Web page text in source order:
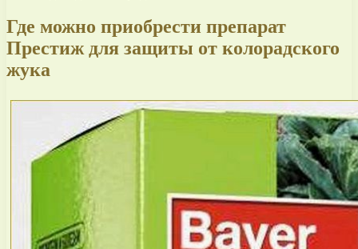
Где можно приобрести препарат
Престиж для защиты от колорадского
жука